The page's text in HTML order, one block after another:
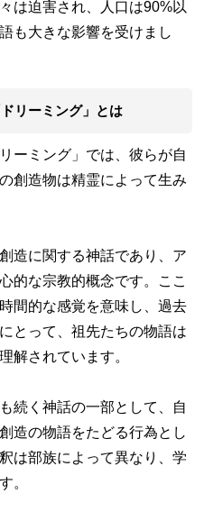
は迫害され、人口は90%以
も大きな影響を受けまし
リーミング」とは
ーミング」では、彼らが自
創造物は精霊によって生み
造に関する神話であり、ア
的な宗教的概念です。ここ
間的な感覚を意味し、過去
とって、祖先たちの物語は
解されています。
続く神話の一部として、自
造の物語をたどる行為とし
は部族によって異なり、学
。